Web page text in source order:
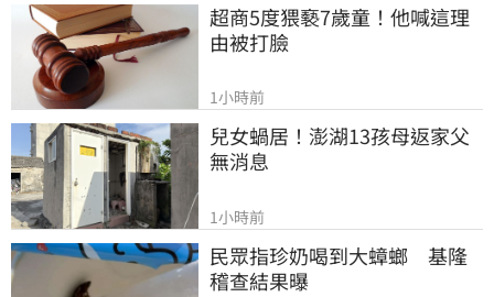
超商5度猥褻7歲童！他喊這理
由被打臉
1小時前
兒女蝸居！澎湖13孩母返家父
無消息
1小時前
民眾指珍奶喝到大蟑螂　基隆
稽查結果曝